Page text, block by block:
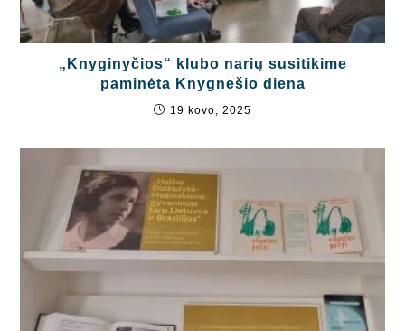
„Knyginyčios“ klubo narių susitikime
paminėta Knygnešio diena
19 kovo, 2025